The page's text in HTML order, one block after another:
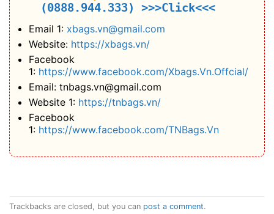
(0888.944.333) >>>Click<<<
Email 1: xbags.vn@gmail.com
Website: https://xbags.vn/
Facebook
1: https://www.facebook.com/Xbags.Vn.Offcial/
Email: tnbags.vn@gmail.com
Website 1: https://tnbags.vn/
Facebook
1: https://www.facebook.com/TNBags.Vn
Trackbacks are closed, but you can post a comment.